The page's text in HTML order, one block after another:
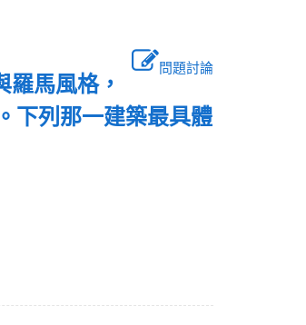
問題討論
馬風格，
下列那一建築最具體